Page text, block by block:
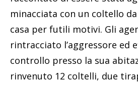
minacciata con un coltello
casa per futili motivi. Gli
rintracciato l’aggressore ed
controllo presso la sua
rinvenuto 12 coltelli, due